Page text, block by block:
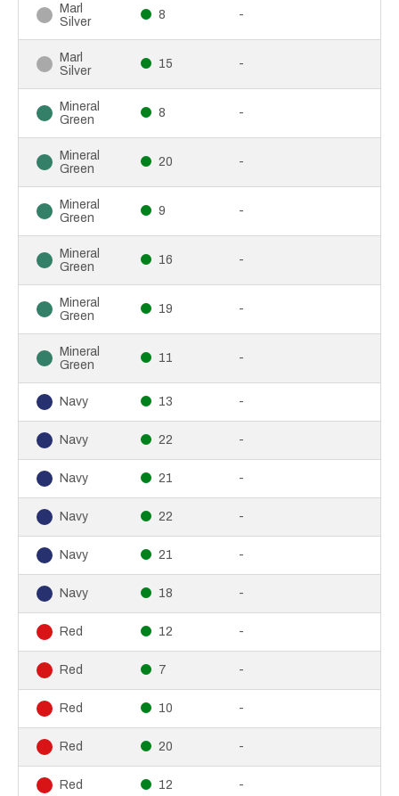
Marl
Silver
8 -
Marl
Silver
15 -
Mineral
Green
8 -
Mineral
Green
20 -
Mineral
Green
9 -
Mineral
Green
16 -
Mineral
Green
19 -
Mineral
Green
11 -
Navy 13 -
Navy 22 -
Navy 21 -
Navy 22 -
Navy 21 -
Navy 18 -
Red 12 -
Red 7 -
Red 10 -
Red 20 -
Red 12 -